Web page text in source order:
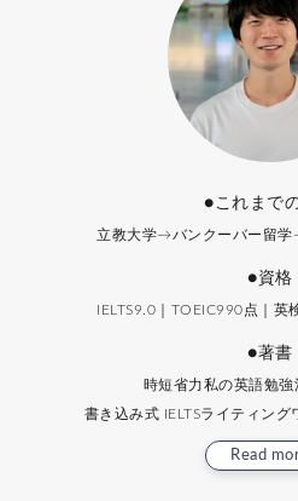
●これまで
立教大学→バンクーバー留
●資格
IELTS9.0｜TOEIC990点｜英
●著書
時短省力私の英語勉強
書き込み式 IELTSライティング
Read